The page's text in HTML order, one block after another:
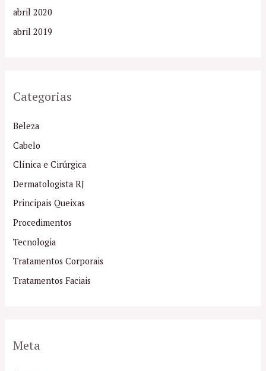
abril 2020
abril 2019
Categorias
Beleza
Cabelo
Clínica e Cirúrgica
Dermatologista RJ
Principais Queixas
Procedimentos
Tecnologia
Tratamentos Corporais
Tratamentos Faciais
Meta